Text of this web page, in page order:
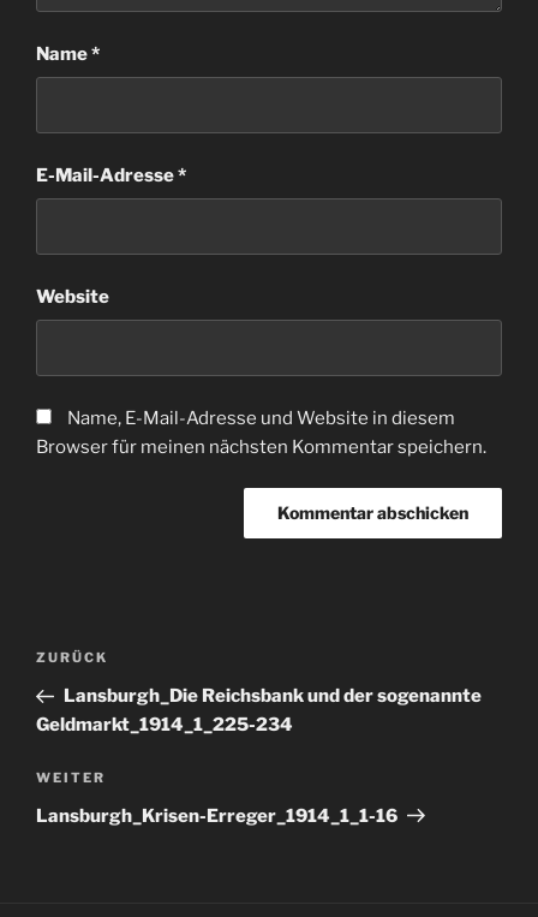
Name*
E-Mail-Adresse*
Website
Name, E-Mail-Adresse und Website in diesem
Browser für meinen nächsten Kommentar speichern.
Beitragsnavigation
Vorheriger
Beitrag
ZURÜCK
Lansburgh_Die Reichsbank und der sogenannte
Geldmarkt_1914_1_225-234
Nächster
Beitrag
WEITER
Lansburgh_Krisen-Erreger_1914_1_1-16